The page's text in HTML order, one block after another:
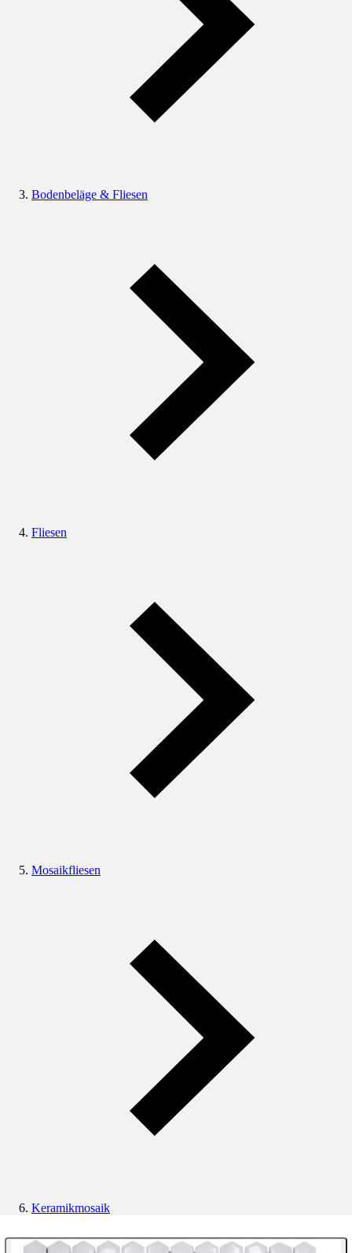
Bodenbeläge & Fliesen
Fliesen
Mosaikfliesen
Keramikmosaik